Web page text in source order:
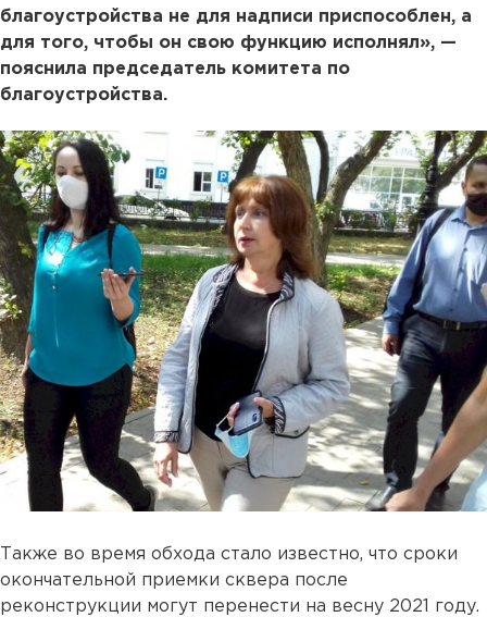
благоустройства не для надписи приспособлен, а
для того, чтобы он свою функцию исполнял», —
пояснила председатель комитета по
благоустройства.
Также во время обхода стало известно, что сроки
окончательной приемки сквера после
реконструкции могут перенести на весну 2021 году.